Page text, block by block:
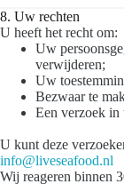
8. Uw rechten
U heeft het recht om:
Uw
verwijderen;
Uw
Bezwaar te
Een verzoek in
U kunt deze
info@liveseafood.nl
Wij reageren binnen